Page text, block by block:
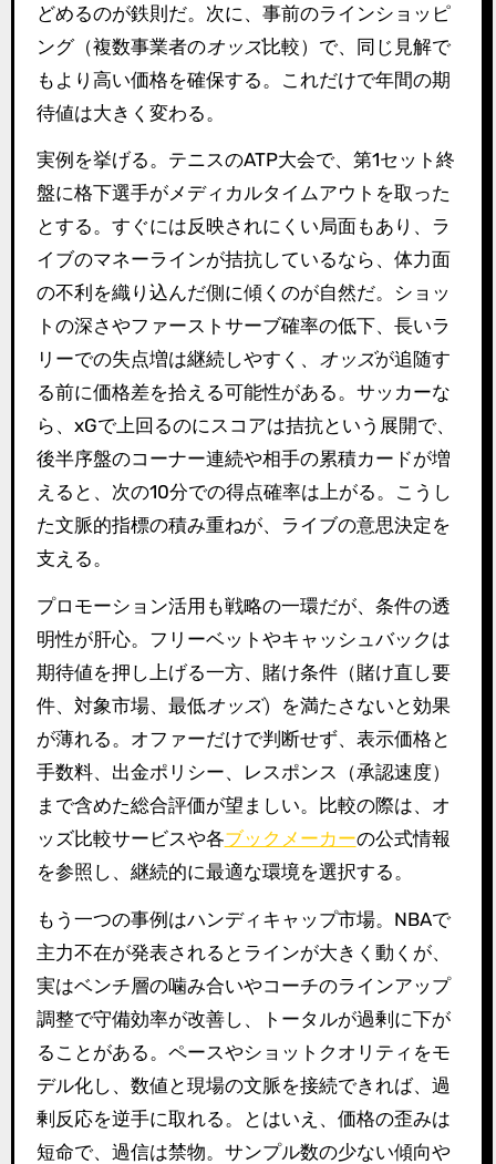
どめるのが鉄則だ。次に、事前のラインショッピ
ング（複数事業者のオッズ比較）で、同じ見解で
もより高い価格を確保する。これだけで年間の期
待値は大きく変わる。
実例を挙げる。テニスのATP大会で、第1セット終
盤に格下選手がメディカルタイムアウトを取った
とする。すぐには反映されにくい局面もあり、ラ
イブのマネーラインが拮抗しているなら、体力面
の不利を織り込んだ側に傾くのが自然だ。ショッ
トの深さやファーストサーブ確率の低下、長いラ
リーでの失点増は継続しやすく、 オッズが追随す
る前に価格差を拾える可能性がある。サッカーな
ら、xGで上回るのにスコアは拮抗という展開で、
後半序盤のコーナー連続や相手の累積カードが増
えると、次の10分での得点確率は上がる。こうし
た文脈的指標の積み重ねが、ライブの意思決定を
支える。
プロモーション活用も戦略の一環だが、条件の透
明性が肝心。フリーベットやキャッシュバックは
期待値を押し上げる一方、賭け条件（賭け直し要
件、対象市場、最低オッズ）を満たさないと効果
が薄れる。オファーだけで判断せず、表示価格と
手数料、出金ポリシー、レスポンス（承認速度）
まで含めた総合評価が望ましい。比較の際は、オ
ッズ比較サービスや各ブックメーカーの公式情報
を参照し、継続的に最適な環境を選択する。
もう一つの事例はハンディキャップ市場。NBAで
主力不在が発表されるとラインが大きく動くが、
実はベンチ層の噛み合いやコーチのラインアップ
調整で守備効率が改善し、トータルが過剰に下が
ることがある。ペースやショットクオリティをモ
デル化し、数値と現場の文脈を接続できれば、過
剰反応を逆手に取れる。とはいえ、価格の歪みは
短命で、過信は禁物。サンプル数の少ない傾向や